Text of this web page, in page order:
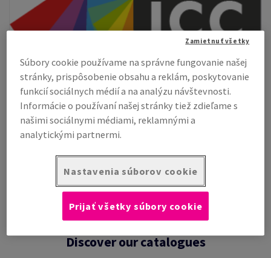
Discover all the profiles we can offer you
Learn more
Discover our catalogues
Súbory cookie používame na správne fungovanie našej
stránky, prispôsobenie obsahu a reklám, poskytovanie
funkcií sociálnych médií a na analýzu návštevnosti.
Informácie o používaní našej stránky tiež zdieľame s
našimi sociálnymi médiami, reklamnými a
analytickými partnermi.
Nastavenia súborov cookie
Zamietnuť všetky
Prijať všetky súbory cookie